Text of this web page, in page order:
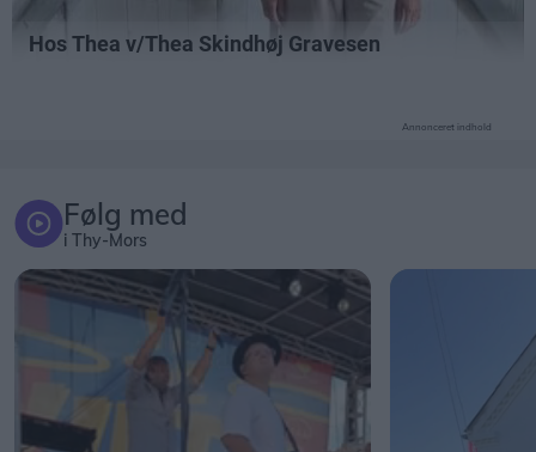
Annonceret indhold
Følg med
i Thy-Mors